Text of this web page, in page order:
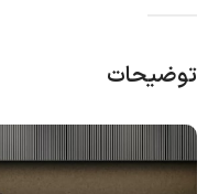
توضیحات